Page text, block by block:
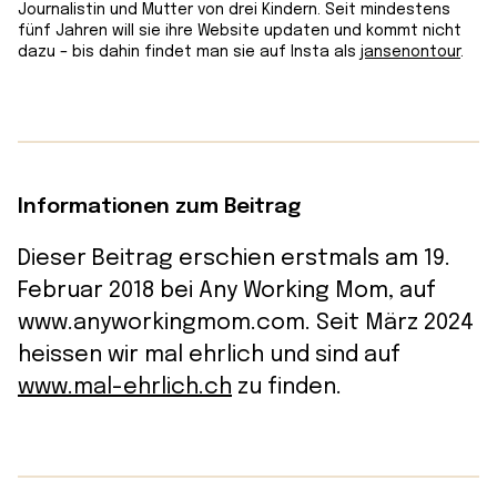
Journalistin und Mutter von drei Kindern. Seit mindestens
fünf Jahren will sie ihre Website updaten und kommt nicht
dazu – bis dahin findet man sie auf Insta als jansenontour.
Informationen zum Beitrag
Dieser Beitrag erschien erstmals am 19.
Februar 2018 bei Any Working Mom, auf
www.anyworkingmom.com. Seit März 2024
heissen wir mal ehrlich und sind auf
www.mal-ehrlich.ch zu finden.